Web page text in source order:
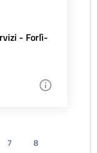
- Forlì-
7
8